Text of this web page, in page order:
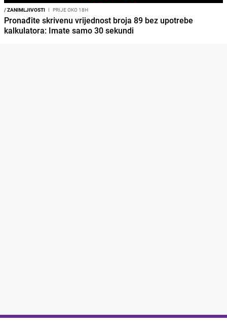
/ZANIMLJIVOSTI I PRIJE OKO 18H
Pronađite skrivenu vrijednost broja 89 bez upotrebe
kalkulatora: Imate samo 30 sekundi